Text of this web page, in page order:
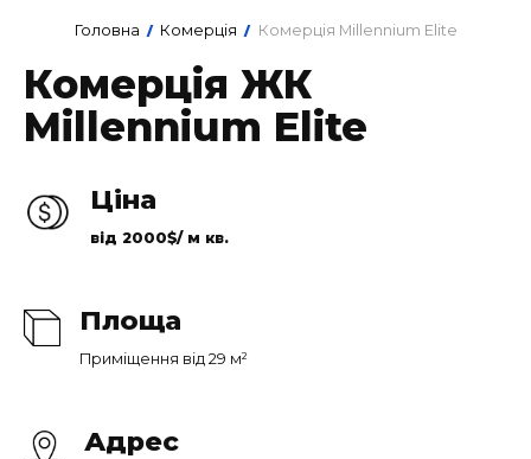
Головна / Комерція / Комерція Millennium Elite
Комерція ЖК
Millennium Elite
Ціна
від 2000$/ м кв.
Площа
Приміщення від 29 м²
Адрес